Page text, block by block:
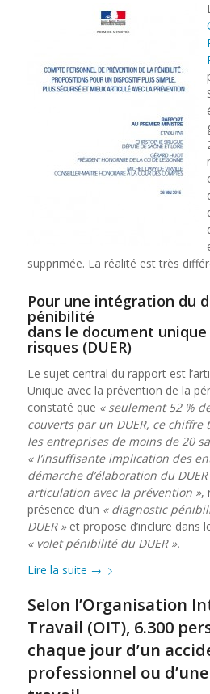
supprimée. La réalité est très
Pour une intégration du
pénibilité
dans le document unique
risques (DUER)
Le sujet central du rapport est
Unique avec la prévention de la
constaté que « seulement 52 %
couverts par un DUER, ce chiffre
les entreprises de moins de 20
« l’insuffisante implication des
démarche d’élaboration du DUER
articulation avec la prévention »,
présence d’un « diagnostic
DUER » et propose d’inclure dans
« volet pénibilité du DUER ».
Lire la suite →
Selon l’Organisation
Travail (OIT), 6.300
chaque jour d’un
professionnel ou